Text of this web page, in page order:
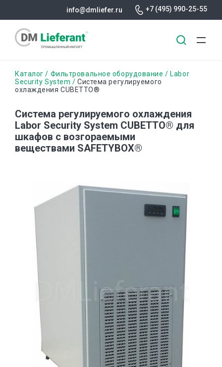
основному
info@dmliefer.ru +7 (495) 990-25-55
Строка
навигации
Каталог Фильтровальное оборудование
Labor
Security System
Система регулируемого
охлаждения CUBETTO®
Система регулируемого охлаждения
Labor Security System CUBETTO® для
шкафов с возгораемыми
веществами SAFETYBOX®